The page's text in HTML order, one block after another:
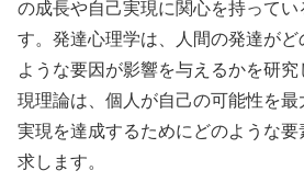
の成長や自己実現に関心を持ってい
す。発達心理学は、人間の発達が
ような要因が影響を与えるかを研
現理論は、個人が自己の可能性を
実現を達成するためにどのような
求します。